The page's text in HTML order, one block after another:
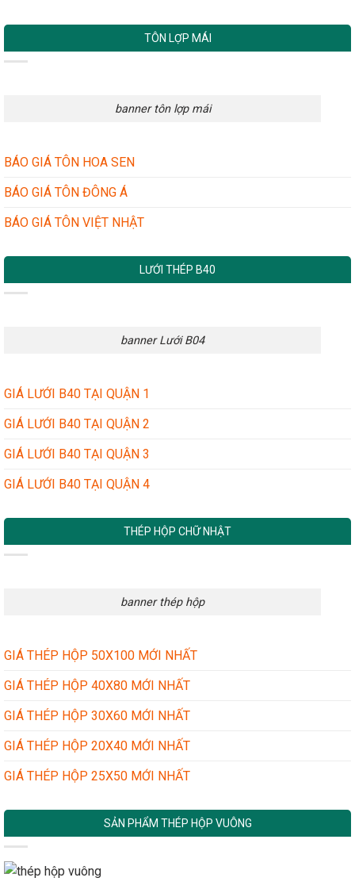
TÔN LỢP MÁI
banner tôn lợp mái
BÁO GIÁ TÔN HOA SEN
BÁO GIÁ TÔN ĐÔNG Á
BÁO GIÁ TÔN VIỆT NHẬT
LƯỚI THÉP B40
banner Lưới B04
GIÁ LƯỚI B40 TẠI QUẬN 1
GIÁ LƯỚI B40 TẠI QUẬN 2
GIÁ LƯỚI B40 TẠI QUẬN 3
GIÁ LƯỚI B40 TẠI QUẬN 4
THÉP HỘP CHỮ NHẬT
banner thép hộp
GIÁ THÉP HỘP 50X100 MỚI NHẤT
GIÁ THÉP HỘP 40X80 MỚI NHẤT
GIÁ THÉP HỘP 30X60 MỚI NHẤT
GIÁ THÉP HỘP 20X40 MỚI NHẤT
GIÁ THÉP HỘP 25X50 MỚI NHẤT
SẢN PHẨM THÉP HỘP VUÔNG